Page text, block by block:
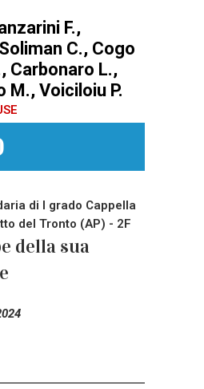
F.,
C., Cogo
Carbonaro L.,
M., Voiciloiu P.
di I grado Cappella
del Tronto (AP) - 2F
della sua